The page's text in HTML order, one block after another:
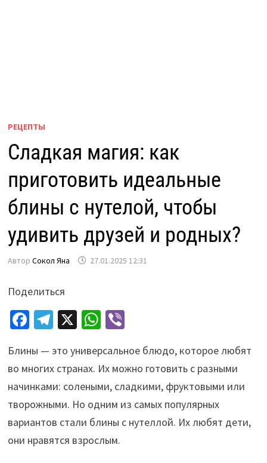
РЕЦЕПТЫ
Сладкая магия: как
приготовить идеальные
блины с нутелой, чтобы
удивить друзей и родных?
Автор Сокол Яна 27.01.2025 12:31
Поделиться
Fa
b
o
o
k
Te
gr
a
m
X W
at
sA
p
p
Vi
er
Блины — это универсальное блюдо, которое любят
во многих странах. Их можно готовить с разными
начинками: солеными, сладкими, фруктовыми или
творожными. Но одним из самых популярных
вариантов стали блины с нутеллой. Их любят дети,
они нравятся взрослым.